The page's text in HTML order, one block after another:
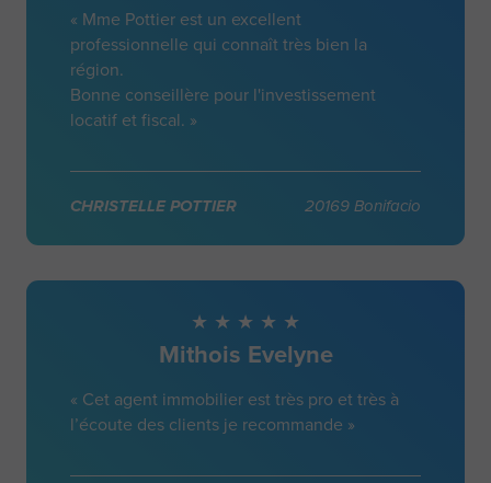
« Mme Pottier est un excellent
professionnelle qui connaît très bien la
région.
Bonne conseillère pour l'investissement
locatif et fiscal. »
CHRISTELLE POTTIER 20169 Bonifacio
Mithois Evelyne
« Cet agent immobilier est très pro et très à
l’écoute des clients je recommande »